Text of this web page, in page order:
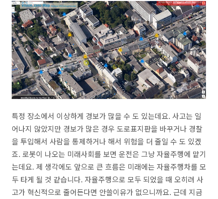
특정 장소에서 이상하게 경보가 많을 수 도 있는데요. 사고는 일
어나지 않았지만 경보가 많은 경우 도로표지판을 바꾸거나 경찰
을 투입해서 사람을 통제하거나 해서 위험을 더 줄일 수 도 있겠
죠. 로봇이 나오는 미래사회를 보면 운전은 그냥 자율주행에 맡기
는데요. 제 생각에도 앞으로 큰 흐름은 미래에는 자율주행차를 모
두 타게 될 것 같습니다. 자율주행으로 모두 되었을 때 오히려 사
고가 혁신적으로 줄어든다면 안쓸이유가 없으니까요. 근데 지금